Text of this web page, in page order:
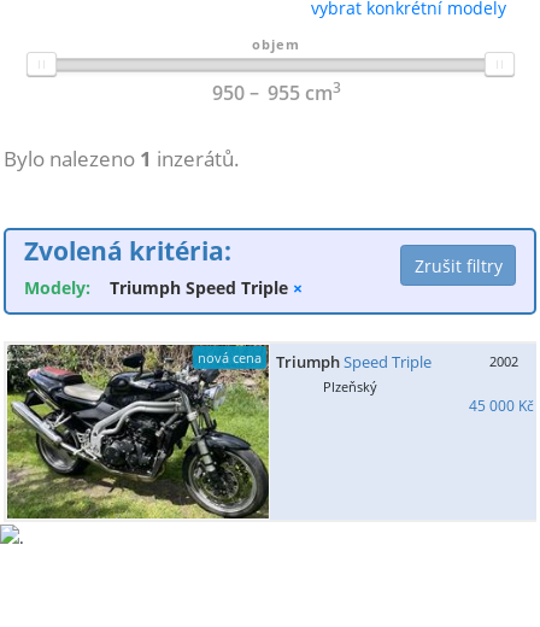
vybrat konkrétní modely
objem
950 955 cm3
Bylo nalezeno 1 inzerátů.
Zvolená kritéria:
Modely: Triumph Speed Triple ×
nová cena TriumphSpeed Triple
2002
Plzeňský
45 000 Kč